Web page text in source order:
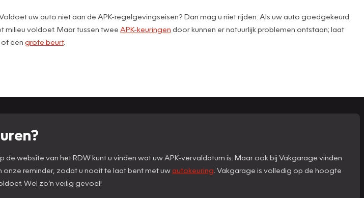
uw auto niet aan de APK-regelgevingseisen? Dan mag u niet rijden. Als uw auto goedgekeurd
milieu voldoet. Maar tussen twee APK-keuringen door kunnen er natuurlijk problemen ontstaan; laat
of een grote beurt.
website van het RDW kunt u vinden wat uw APK-vervaldatum is. Maar ook bij Vakgarage vinden
reminder, zodat u nooit te laat bent met uwautokeuring . Vakgarage is volledig op de hoogte
Wel zo’n veilig gevoel!